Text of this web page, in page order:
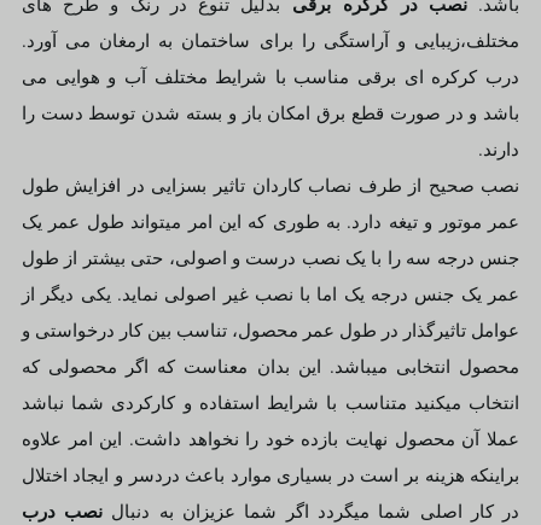
مختلف،زیبایی و آراستگی را برای ساختمان به ارمغان می آورد.
درب کرکره ای برقی مناسب با شرایط مختلف آب و هوایی می
باشد و در صورت قطع برق امکان باز و بسته شدن توسط دست را
دارند.
نصب صحیح از طرف نصاب کاردان تاثیر بسزایی در افزایش طول
عمر موتور و تیغه دارد. به طوری که این امر میتواند طول عمر یک
جنس درجه سه را با یک نصب درست و اصولی، حتی بیشتر از طول
عمر یک جنس درجه یک اما با نصب غیر اصولی نماید. یکی دیگر از
عوامل تاثیرگذار در طول عمر محصول، تناسب بین کار درخواستی و
محصول انتخابی میباشد. این بدان معناست که اگر محصولی که
انتخاب میکنید متناسب با شرایط استفاده و کارکردی شما نباشد
عملا آن محصول نهایت بازده خود را نخواهد داشت. این امر علاوه
براینکه هزینه بر است در بسیاری موارد باعث دردسر و ایجاد اختلال
در کار اصلی شما میگردد اگر شما عزیزان به دنبال نصب درب